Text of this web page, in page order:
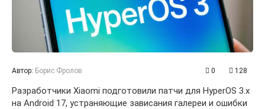
Автор: Борис Фролов 0 128
Разработчики Xiaomi подготовили патчи для HyperOS 3.x
на Android 17, устраняющие зависания галереи и ошибки